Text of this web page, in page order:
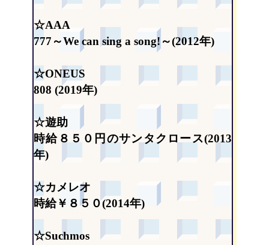
☆AAA
777～We can sing a song!～(2012年)
☆ONEUS
808 (2019年)
☆遊助
時給８５０円のサンタクロース(2013
年)
☆カメレオ
時給￥８５０(2014年)
☆Suchmos